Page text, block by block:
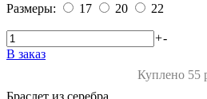
Размеры:
17 20 22
+-
В заказ
Куплено 55
Браслет из серебра